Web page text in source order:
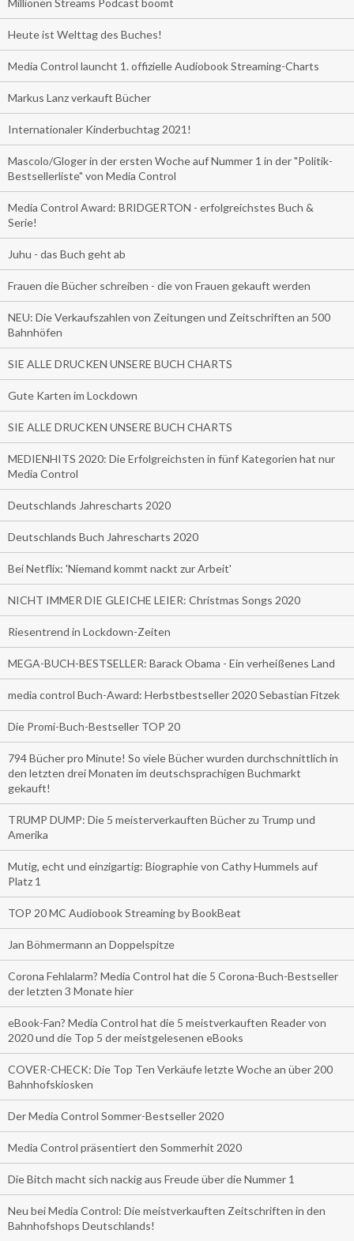
Heute ist Welttag des Buches!
Media Control launcht 1. offizielle Audiobook Streaming-Charts
Markus Lanz verkauft Bücher
Internationaler Kinderbuchtag 2021!
Mascolo/Gloger in der ersten Woche auf Nummer 1 in der "Politik-
Bestsellerliste" von Media Control
Media Control Award: BRIDGERTON - erfolgreichstes Buch &
Serie!
Juhu - das Buch geht ab
Frauen die Bücher schreiben - die von Frauen gekauft werden
NEU: Die Verkaufszahlen von Zeitungen und Zeitschriften an 500
Bahnhöfen
SIE ALLE DRUCKEN UNSERE BUCH CHARTS
Gute Karten im Lockdown
SIE ALLE DRUCKEN UNSERE BUCH CHARTS
MEDIENHITS 2020: Die Erfolgreichsten in fünf Kategorien hat nur
Media Control
Deutschlands Jahrescharts 2020
Deutschlands Buch Jahrescharts 2020
Bei Netflix: 'Niemand kommt nackt zur Arbeit'
NICHT IMMER DIE GLEICHE LEIER: Christmas Songs 2020
Riesentrend in Lockdown-Zeiten
MEGA-BUCH-BESTSELLER: Barack Obama - Ein verheißenes Land
media control Buch-Award: Herbstbestseller 2020 Sebastian Fitzek
Die Promi-Buch-Bestseller TOP 20
794 Bücher pro Minute! So viele Bücher wurden durchschnittlich in
den letzten drei Monaten im deutschsprachigen Buchmarkt
gekauft!
TRUMP DUMP: Die 5 meisterverkauften Bücher zu Trump und
Amerika
Mutig, echt und einzigartig: Biographie von Cathy Hummels auf
Platz 1
TOP 20 MC Audiobook Streaming by BookBeat
Jan Böhmermann an Doppelspitze
Corona Fehlalarm? Media Control hat die 5 Corona-Buch-Bestseller
der letzten 3 Monate hier
eBook-Fan? Media Control hat die 5 meistverkauften Reader von
2020 und die Top 5 der meistgelesenen eBooks
COVER-CHECK: Die Top Ten Verkäufe letzte Woche an über 200
Bahnhofskiosken
Der Media Control Sommer-Bestseller 2020
Media Control präsentiert den Sommerhit 2020
Die Bitch macht sich nackig aus Freude über die Nummer 1
Neu bei Media Control: Die meistverkauften Zeitschriften in den
Bahnhofshops Deutschlands!